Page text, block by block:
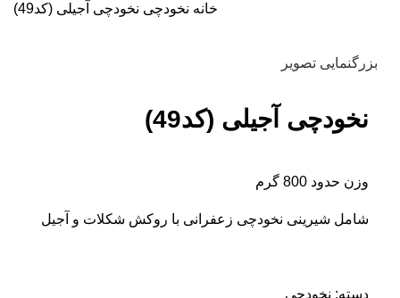
خانه نخودچی نخودچی آجیلی (کد49)
بزرگنمایی تصویر
نخودچی آجیلی (کد49)
وزن حدود 800 گرم
شامل شیرینی نخودچی زعفرانی با روکش شکلات و آجیل
دسته: نخودچی